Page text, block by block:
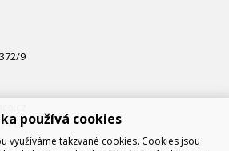
9
02používá cookies
využíváme takzvané cookies. Cookies jsou